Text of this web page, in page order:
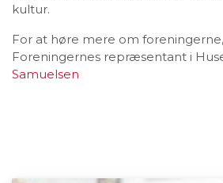
kultur.
For at høre mere om
Foreningernes repræsentant i
Samuelsen